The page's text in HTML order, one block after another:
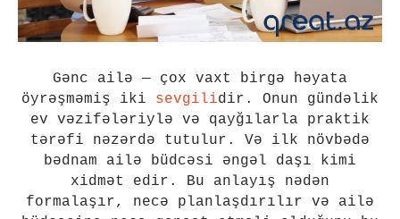
Gənc ailə — çox vaxt birgə həyata
öyrəşməmiş iki sevgilidir. Onun gündəlik
ev vəzifələriylə və qayğılarla praktik
tərəfi nəzərdə tutulur. Və ilk növbədə
bədnam ailə büdcəsi əngəl daşı kimi
xidmət edir. Bu anlayış nədən
formalaşır, necə planlaşdırılır və ailə